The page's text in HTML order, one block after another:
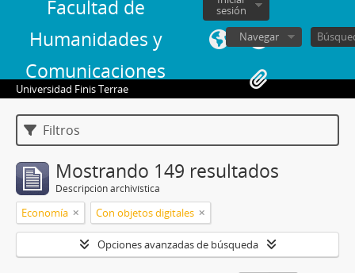
Facultad de
Humanidades y
Comunicaciones
sesión
Navegar
Universidad Finis Terrae
Filtros
Mostrando 149 resultados
Descripción archivística
Economía Con objetos digitales
Opciones avanzadas de búsqueda